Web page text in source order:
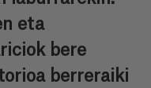
eta
bere
berreraiki